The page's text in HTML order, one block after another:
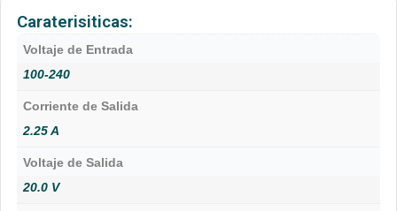
Caraterisiticas:
Voltaje de Entrada
100-240
Corriente de Salida
2.25 A
Voltaje de Salida
20.0 V